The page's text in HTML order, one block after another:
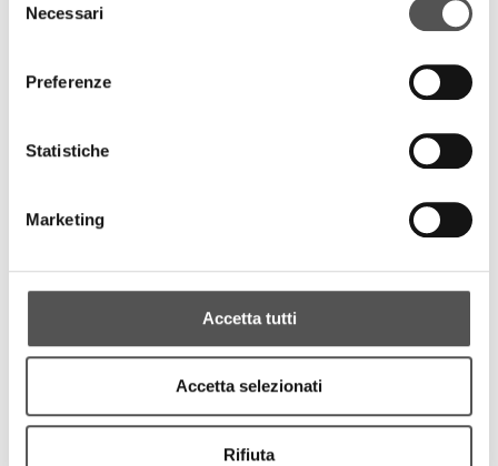
delNecessari
Preferenze
Statistiche
Marketing
Accetta tutti
Accetta selezionati
Rifiuta
CEO
PROJECTS